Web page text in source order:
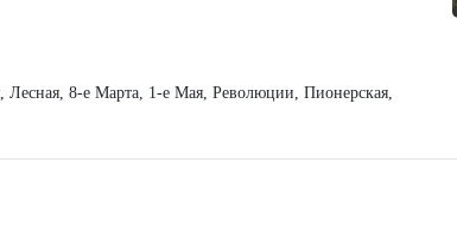
Лесная, 8-е Марта, 1-е Мая, Революции, Пионерская,